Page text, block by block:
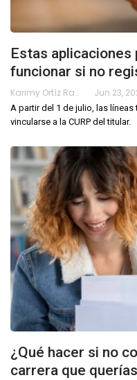
Estas aplicaciones
funcionar si no
Karimy Ortíz Ramos Jun 23,
A partir del 1 de julio, las
vincularse a la CURP del titular.
¿Qué hacer si no
carrera que